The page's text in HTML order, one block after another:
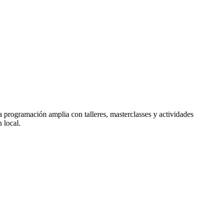
amplia con talleres, masterclasses y actividades
local.